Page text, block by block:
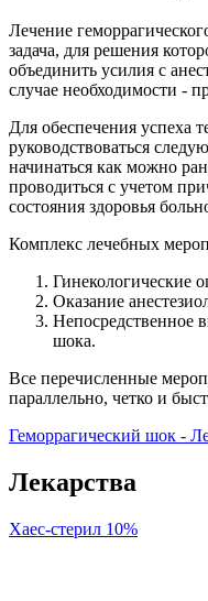
Лечение
задача, для решения
объединить усилия с
случае необходимости -
Для обеспечения успеха
руководствоваться
начинаться как можно
проводиться с учетом
состояния здоровья
Комплекс лечебных
Гинекологические
Оказание
Непосредственное
шока.
Все перечисленные
параллельно, четко и
Геморрагический шок -
Лекарства
Хаес-стерил 10%